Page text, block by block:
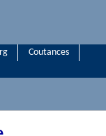
Coutances